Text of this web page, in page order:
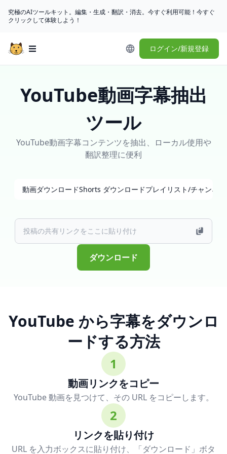
究極のAIツールキット。編集・生成・翻訳・消去。今すぐ利用可能！今すぐ
クリックして体験しよう！
Open main menu ログイン/新規登録
YouTube動画字幕抽出
ツール
YouTube動画字幕コンテンツを抽出、ローカル使用や
翻訳整理に便利
動画ダウンロードShorts ダウンロードプレイリスト/チャンネ
ダウンロード
YouTube から字幕をダウンロ
ードする方法
1
動画リンクをコピー
YouTube 動画を見つけて、その URL をコピーします。
2
リンクを貼り付け
URL を入力ボックスに貼り付け、「ダウンロード」ボタ